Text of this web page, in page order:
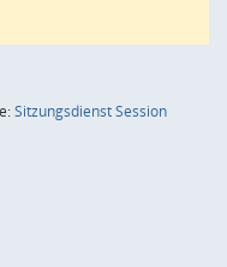
SitzungsdienstSession(Wird in